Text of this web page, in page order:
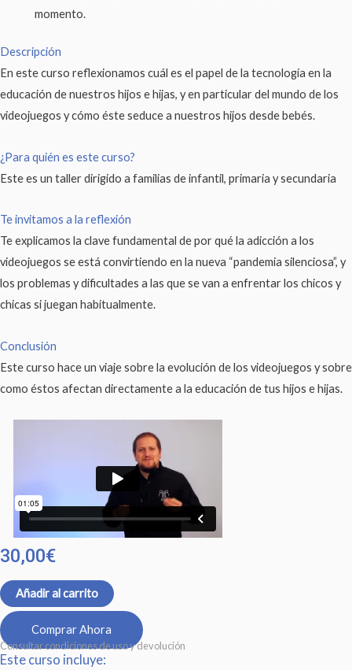
momento.
Descripción
En este curso reflexionamos cuál es el papel de la tecnología en la
educación de nuestros hijos e hijas, y en particular del mundo de los
videojuegos y cómo éste seduce a nuestros hijos desde bebés.
¿Para quién es este curso?
Este es un taller dirigido a familias de infantil, primaria y secundaria
Te invitamos a la reflexión
Te explicamos la clave fundamental de por qué la adicción a los
videojuegos se está convirtiendo en la nueva “pandemia silenciosa”, y
los problemas y dificultades a las que se van a enfrentar los chicos y
chicas si juegan habitualmente.
Conclusión
Este curso hace un viaje sobre la evolución de los videojuegos y sobre
como éstos afectan directamente a la educación de tus hijos e hijas.
30,00€
Añadir al carrito
Comprar Ahora
Consultar condiciones de uso y devolución
Este curso incluye: